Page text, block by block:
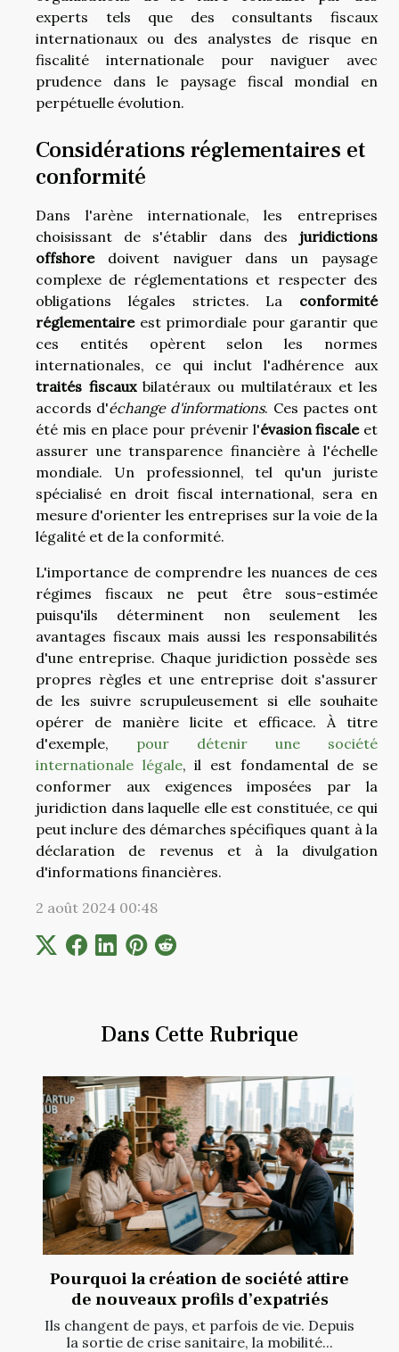
Dans Cette Rubrique
Pourquoi la création de société attire
de nouveaux profils d’expatriés
Ils changent de pays, et parfois de vie. Depuis
la sortie de crise sanitaire, la mobilité...
experts tels que des consultants fiscaux
internationaux ou des analystes de risque en
fiscalité internationale pour naviguer avec
prudence dans le paysage fiscal mondial en
perpétuelle évolution.
Considérations réglementaires et
conformité
Dans l'arène internationale, les entreprises
choisissant de s'établir dans des juridictions
offshoredoivent naviguer dans un paysage
complexe de réglementations et respecter des
obligations légales strictes. La conformité
réglementaireest primordiale pour garantir que
ces entités opèrent selon les normes
internationales, ce qui inclut l'adhérence aux
traités fiscauxbilatéraux ou multilatéraux et les
accords d'échange d'informations. Ces pactes ont
été mis en place pour prévenir l'évasion fiscaleet
assurer une transparence financière à l'échelle
mondiale. Un professionnel, tel qu'un juriste
spécialisé en droit fiscal international, sera en
mesure d'orienter les entreprises sur la voie de la
légalité et de la conformité.
L'importance de comprendre les nuances de ces
régimes fiscaux ne peut être sous-estimée
puisqu'ils déterminent non seulement les
avantages fiscaux mais aussi les responsabilités
d'une entreprise. Chaque juridiction possède ses
propres règles et une entreprise doit s'assurer
de les suivre scrupuleusement si elle souhaite
opérer de manière licite et efficace. À titre
d'exemple, pour détenir une société
internationale légale, il est fondamental de se
conformer aux exigences imposées par la
juridiction dans laquelle elle est constituée, ce qui
peut inclure des démarches spécifiques quant à la
déclaration de revenus et à la divulgation
d'informations financières.
2 août 2024 00:48